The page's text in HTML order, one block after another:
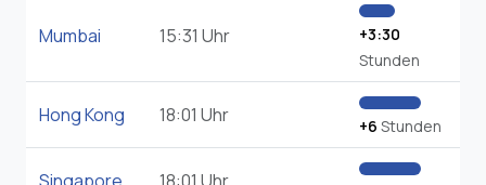
Mumbai 15:31 Uhr
+3:30
Stunden
Hong Kong 18:01 Uhr +6 Stunden